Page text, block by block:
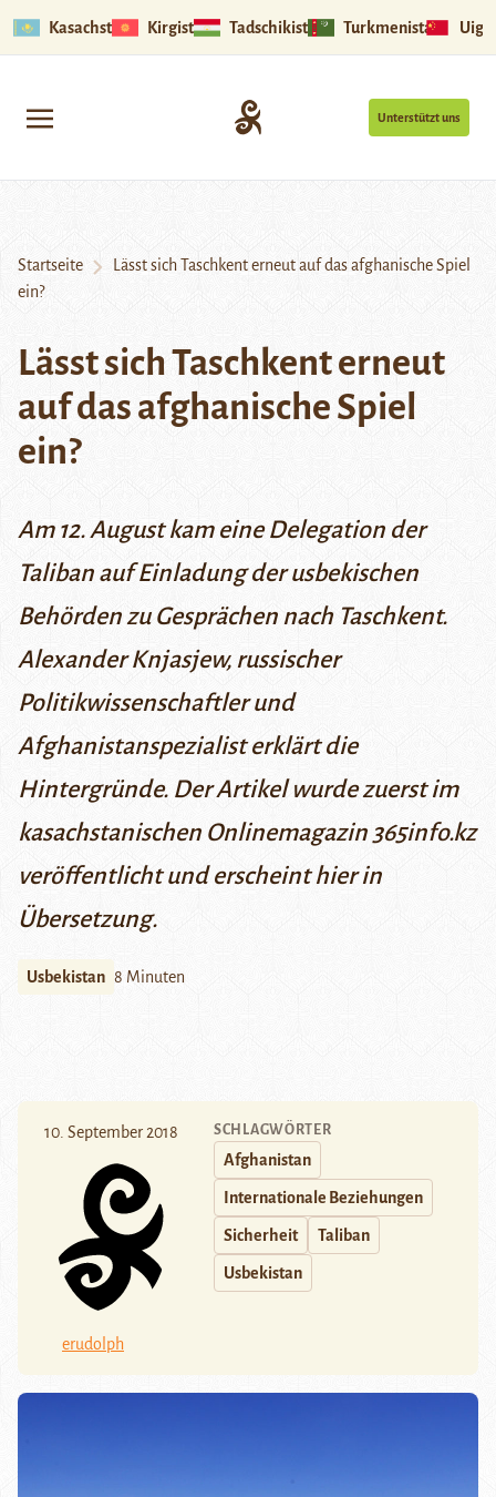
Kasachstan Kirgistan Tadschikistan Turkmenistan
Unterstützt uns
Startseite
Lässt sich Taschkent erneut auf das afghanische Spiel
ein?
Lässt sich Taschkent erneut
auf das afghanische Spiel
ein?
Am 12. August kam eine Delegation der
Taliban auf Einladung der usbekischen
Behörden zu Gesprächen nach Taschkent.
Alexander Knjasjew, russischer
Politikwissenschaftler und
Afghanistanspezialist erklärt die
Hintergründe. Der Artikel wurde zuerst im
kasachstanischen Onlinemagazin 365info.kz
veröffentlicht und erscheint hier in
Übersetzung.
Usbekistan 8 Minuten
10. September 2018
erudolph
SCHLAGWÖRTER
Afghanistan
Internationale Beziehungen
Sicherheit Taliban
Usbekistan